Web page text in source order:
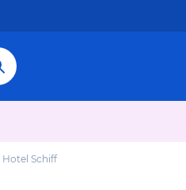
Hotel Schiff